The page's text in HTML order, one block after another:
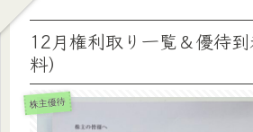
12月権利取り一覧＆優待
料）
株主優待